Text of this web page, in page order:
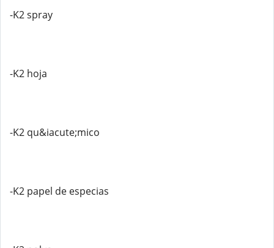
-K2 spray
-K2 hoja
-K2 qu&iacute;mico
-K2 papel de especias